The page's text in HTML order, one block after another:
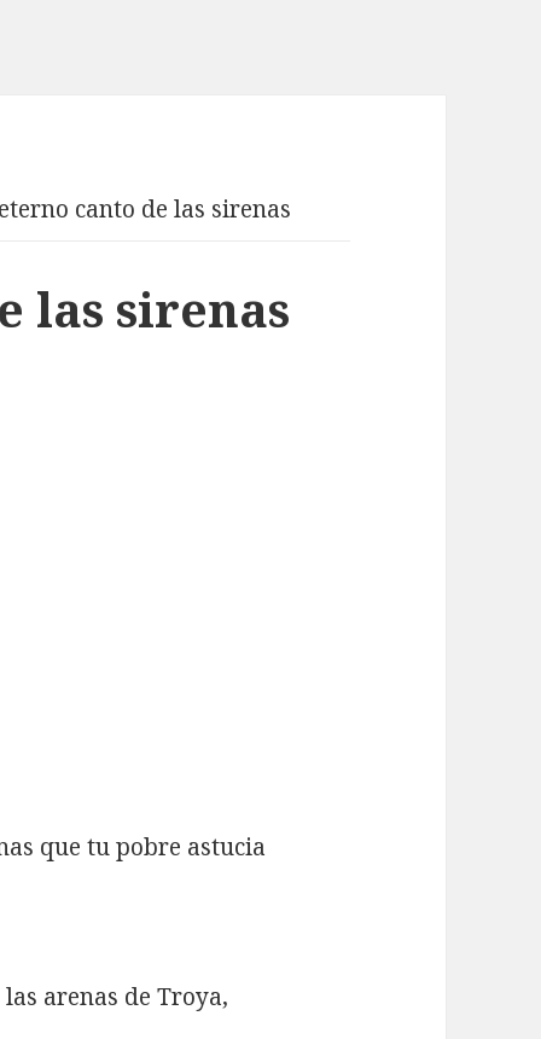
canto de las sirenas
las sirenas
que tu pobre astucia
arenas de Troya,